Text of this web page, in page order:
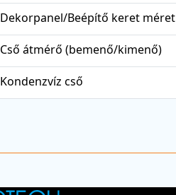
Dekorpanel/Beépítő keret méret
Cső átmérő (bemenő/kimenő)
Kondenzvíz cső